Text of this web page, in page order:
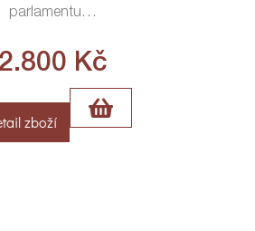
parlamentu…
2.800 Kč
zboží